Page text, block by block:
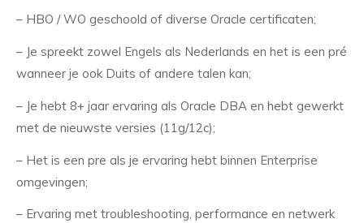
– HBO / WO geschoold of diverse Oracle certificaten;
– Je spreekt zowel Engels als Nederlands en het is een pré
wanneer je ook Duits of andere talen kan;
– Je hebt 8+ jaar ervaring als Oracle DBA en hebt gewerkt
met de nieuwste versies (11g/12c);
– Het is een pre als je ervaring hebt binnen Enterprise
omgevingen;
– Ervaring met troubleshooting, performance en netwerk